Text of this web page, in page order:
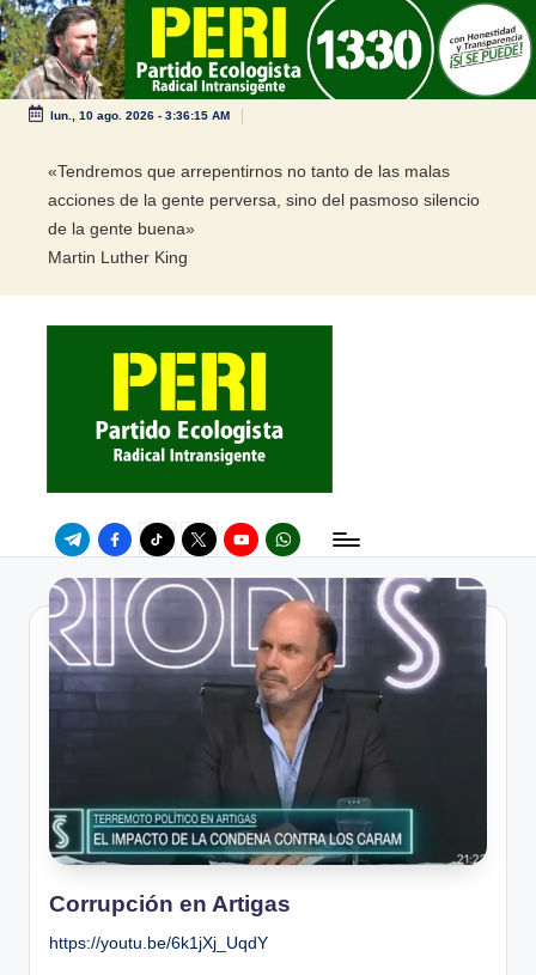
Saltar
al
contenido
lun., 10 ago. 2026- 3:36:15 AM
«Tendremos que arrepentirnos no tanto de las malas
acciones de la gente perversa, sino del pasmoso silencio
de la gente buena»
Martin Luther King
TelegramFacebook
TikTokTwitterYoutubeWhatsApp
Corrupción en Artigas
https://youtu.be/6k1jXj_UqdY